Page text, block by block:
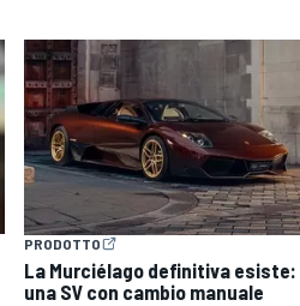
PRODOTTO
La Murciélago definitiva esiste:
una SV con cambio manuale